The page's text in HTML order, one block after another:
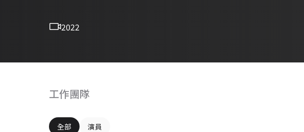
2022
工作團隊
全部 演員